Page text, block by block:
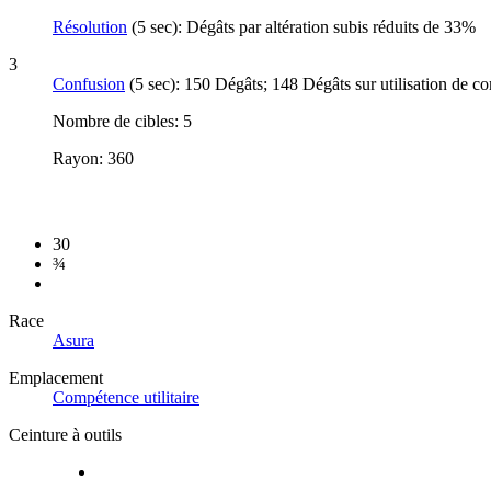
Résolution (5 sec): Dégâts par altération subis réduits de 33%
3
Confusion (5 sec): 150 Dégâts; 148 Dégâts sur utilisation de
Nombre de cibles: 5
Rayon: 360
30
¾
Race
Asura
Emplacement
Compétence utilitaire
Ceinture à outils